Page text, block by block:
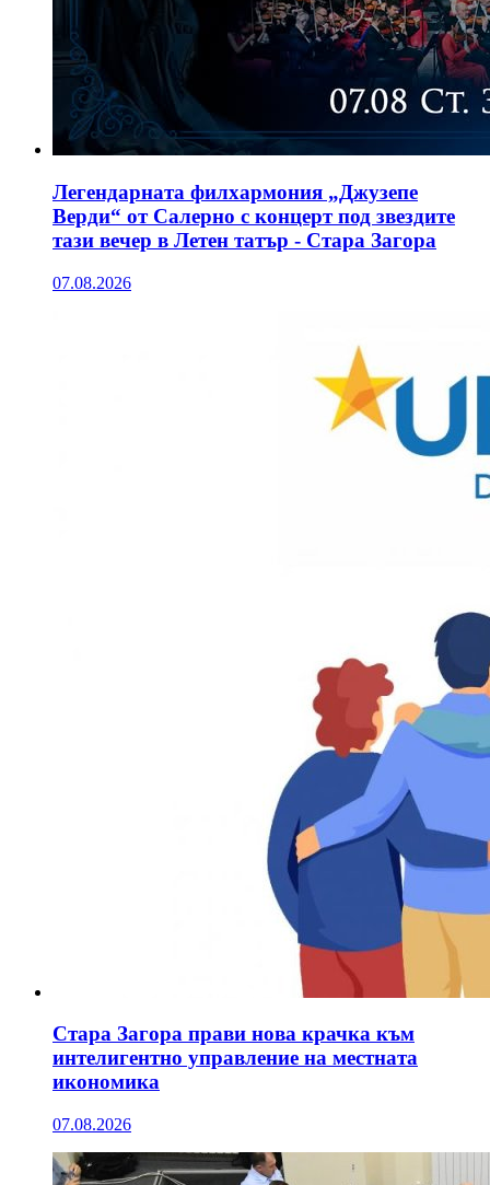
Легендарната филхармония „Джузепе
Верди“ от Салерно с концерт под звездите
тази вечер в Летен татър - Стара Загора
07.08.2026
Стара Загора прави нова крачка към
интелигентно управление на местната
икономика
07.08.2026